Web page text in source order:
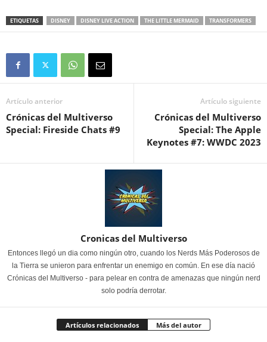
ETIQUETAS DISNEY DISNEY LIVE ACTION THE LITTLE MERMAID TRANSFORMERS
Artículo anterior
Crónicas del Multiverso
Special: Fireside Chats #9
Artículo siguiente
Crónicas del Multiverso
Special: The Apple
Keynotes #7: WWDC 2023
Cronicas del Multiverso
Entonces llegó un dia como ningún otro, cuando los Nerds Más Poderosos de
la Tierra se unieron para enfrentar un enemigo en común. En ese día nació
Crónicas del Multiverso - para pelear en contra de amenazas que ningún nerd
solo podría derrotar.
Artículos relacionados Más del autor